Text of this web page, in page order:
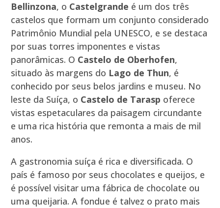
Bellinzona, o Castelgrande é um dos três
castelos que formam um conjunto considerado
Patrimônio Mundial pela UNESCO, e se destaca
por suas torres imponentes e vistas
panorâmicas. O Castelo de Oberhofen,
situado às margens do Lago de Thun, é
conhecido por seus belos jardins e museu. No
leste da Suíça, o Castelo de Tarasp oferece
vistas espetaculares da paisagem circundante
e uma rica história que remonta a mais de mil
anos.
A gastronomia suíça é rica e diversificada. O
país é famoso por seus chocolates e queijos, e
é possível visitar uma fábrica de chocolate ou
uma queijaria. A fondue é talvez o prato mais